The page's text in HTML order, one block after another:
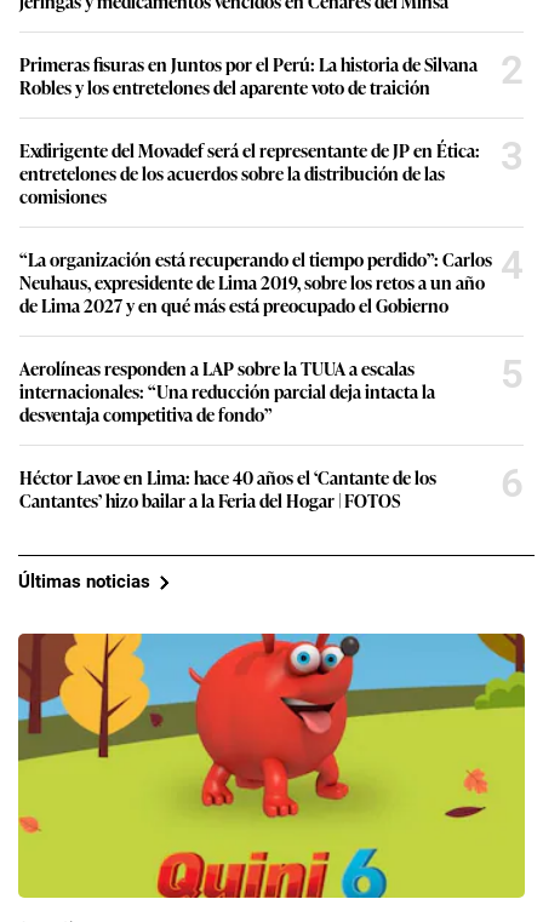
Primeras fisuras en Juntos por el Perú: La historia de Silvana
Robles y los entretelones del aparente voto de traición
2
Exdirigente del Movadef será el representante de JP en Ética:
entretelones de los acuerdos sobre la distribución de las
comisiones
3
“La organización está recuperando el tiempo perdido”: Carlos
Neuhaus, expresidente de Lima 2019, sobre los retos a un año
de Lima 2027 y en qué más está preocupado el Gobierno
4
Aerolíneas responden a LAP sobre la TUUA a escalas
internacionales: “Una reducción parcial deja intacta la
desventaja competitiva de fondo”
5
Héctor Lavoe en Lima: hace 40 años el ‘Cantante de los
Cantantes’ hizo bailar a la Feria del Hogar | FOTOS
6
Últimas noticias